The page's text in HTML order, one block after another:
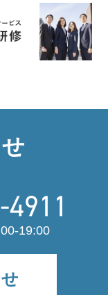
19:00